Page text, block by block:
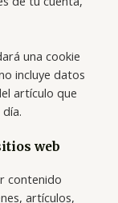
una cookie
incluye datos
artículo que
web
contenido
artículos,